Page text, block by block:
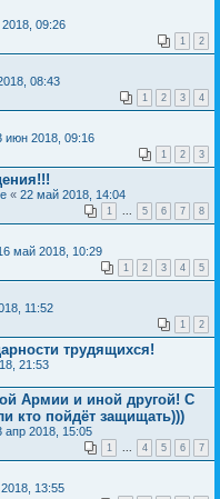
09:26
1 2
08:43
1 2 3 4
июн 2018, 09:16
1 2 3
« 22 май 2018, 14:04
1 ... 5 6 7 8
май 2018, 10:29
1 2 3 4 5
11:52
1 2
трудящихся!
21:53
Армии и иной другой! С
кто пойдёт защищать)))
апр 2018, 15:05
1 ... 4 5 6 7
13:55